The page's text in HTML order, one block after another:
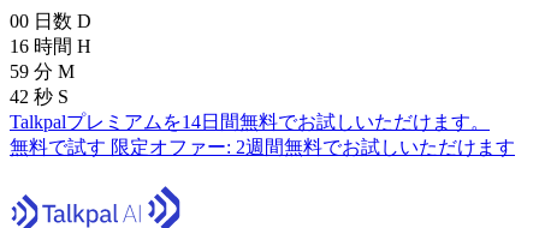
00 日数 D
16 時間 H
59 分 M
41 秒 S
Talkpalプレミアムを14日間無料でお試しいただけます。
無料で試す 限定オファー: 2週間無料でお試しいただけます